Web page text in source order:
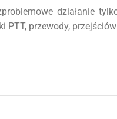
działanie
przewody,